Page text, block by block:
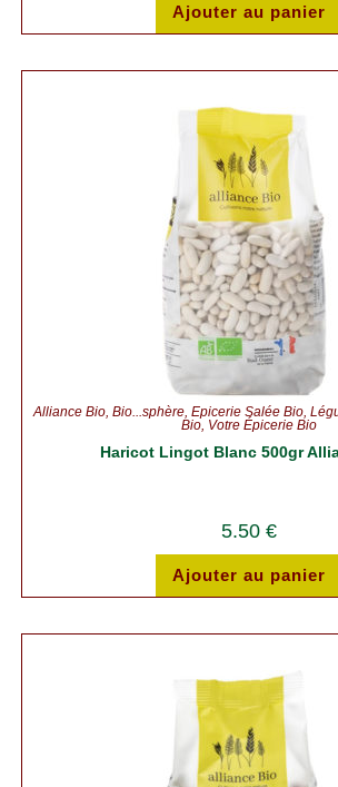
Ajouter au panier
Alliance Bio, Bio...sphère, Épicerie Salée Bio,
Bio, Votre Épicerie Bio
Haricot Lingot Blanc 500gr
5.50 €
Ajouter au panier